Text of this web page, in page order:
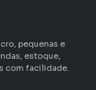
pequenas e
estoque,
com facilidade.